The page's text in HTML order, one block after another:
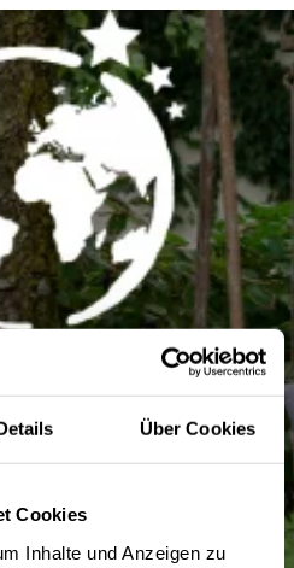
Über Cookies
Cookies
Inhalte und Anzeigen zu